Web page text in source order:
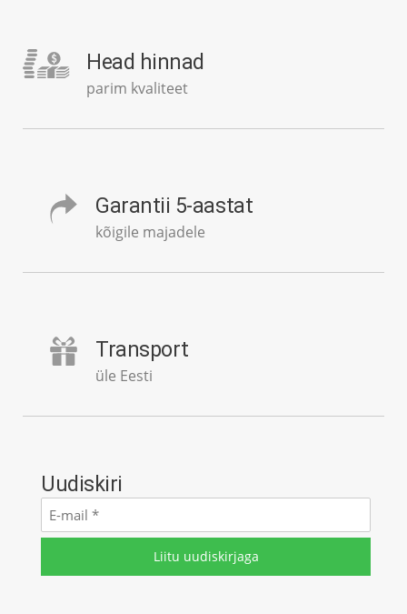
Head hinnad
parim kvaliteet
Garantii 5-aastat
kõigile majadele
Transport
üle Eesti
Uudiskiri
E-
mail